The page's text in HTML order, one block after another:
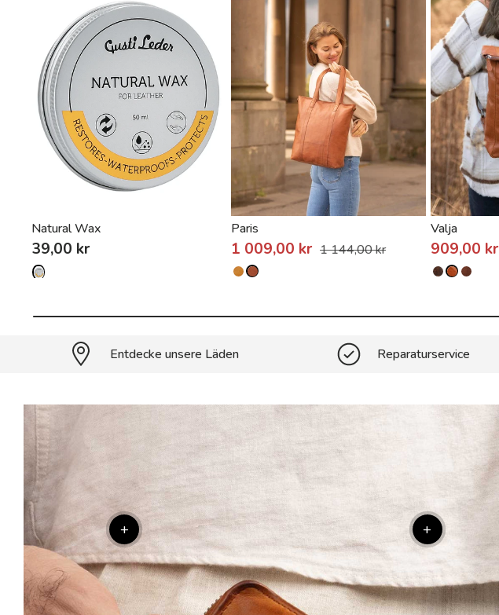
Natural Wax
39,00 kr
Paris
1 009,00 kr 1 144,00 kr
Valja
909,00 kr
Entdecke unsere Läden Reparaturservice
+ +